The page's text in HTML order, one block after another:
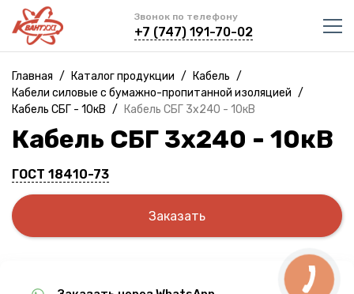
Звонок по телефону
+7 (747) 191-70-02
Главная / Каталог продукции / Кабель /
Кабели силовые с бумажно-пропитанной изоляцией /
Кабель СБГ - 10кВ / Кабель СБГ 3х240 - 10кВ
Кабель СБГ 3х240 - 10кВ
ГОСТ 18410-73
Заказать